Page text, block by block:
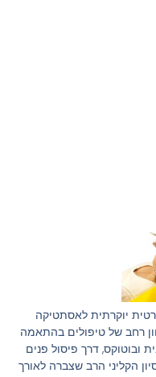
יוקרתית לאסתטיקה
רחב של טיפולים בהתאמה
ובוטוקס, דרך פיסול פנים
הקליני הרב שצברה לאורך